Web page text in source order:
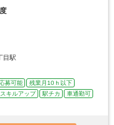
目駅
募可能
残業月10ｈ以下
スキルアップ 駅チカ
車通勤可